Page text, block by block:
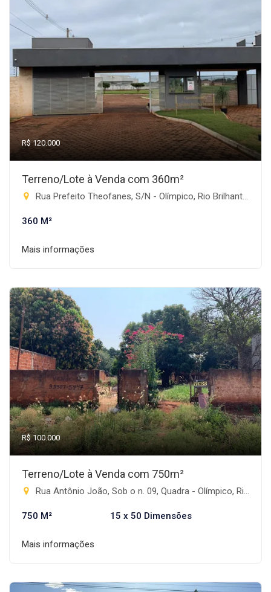
R$ 120.000
Terreno/Lote à Venda com 360m²
Rua Prefeito Theofanes, S/N - Olímpico, Rio Brilhante-MS
360 M²
Mais informações
R$ 100.000
Terreno/Lote à Venda com 750m²
Rua Antônio João, Sob o n. 09, Quadra - Olímpico, Rio Brilhante-MS
750 M² 15 x 50 Dimensões
Mais informações